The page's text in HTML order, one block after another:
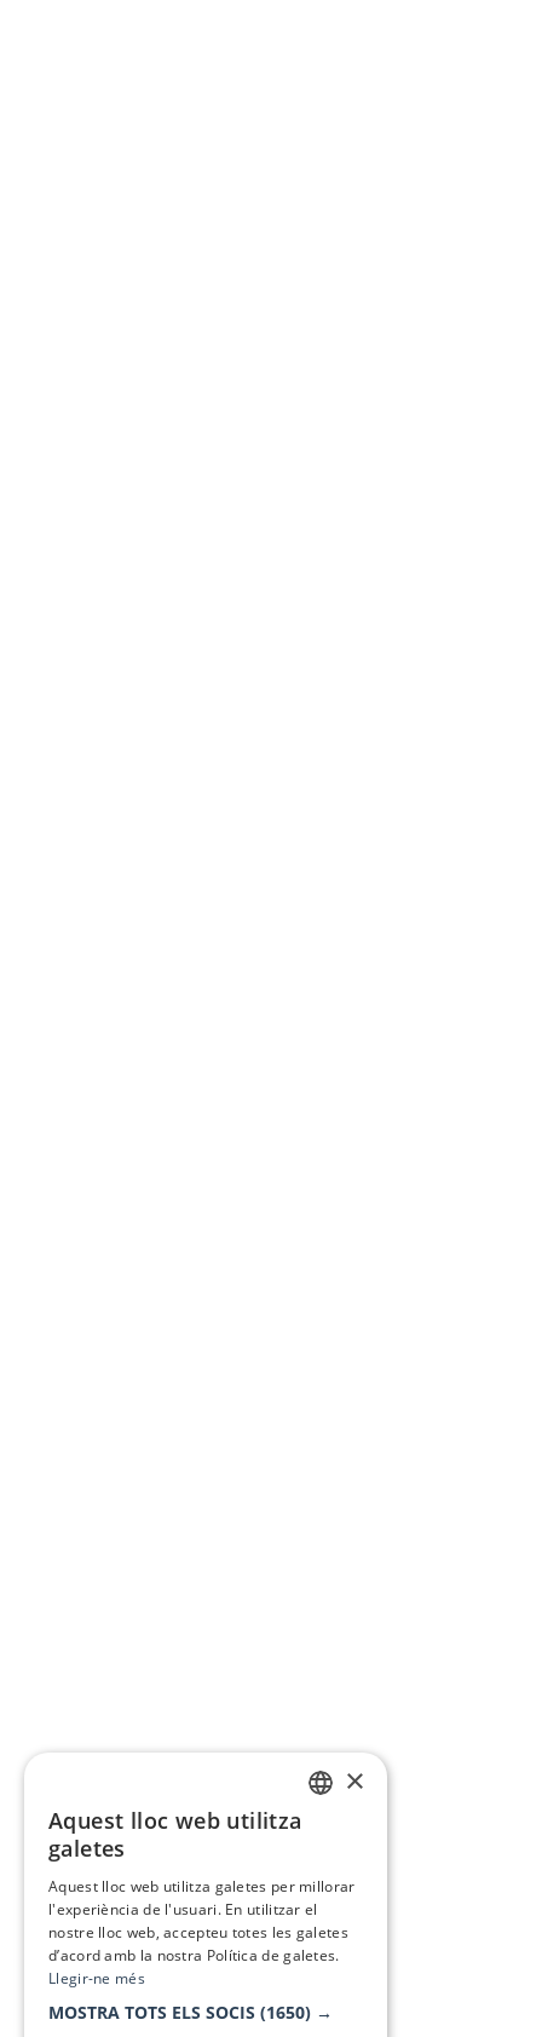
×
Aquest lloc web utilitza
galetes
Aquest lloc web utilitza galetes per millorar
l'experiència de l'usuari. En utilitzar el
nostre lloc web, accepteu totes les galetes
d’acord amb la nostra Política de galetes.
Llegir-ne més
MOSTRA TOTS ELS SOCIS (1650) →